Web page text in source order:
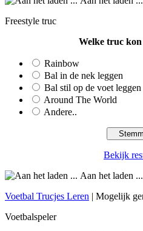
Freestyle truc
Welke truc
Rainbow
Bal in de nek leggen
Bal stil op de voet leggen
Around The World
Andere..
Bekijk
Aan het laden ...
Voetbal Trucjes Leren | Mogelijk
Voetbalspeler